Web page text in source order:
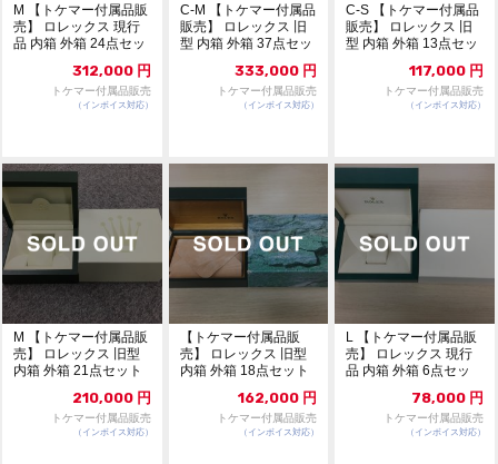
M 【トケマー付属品販
売】 ロレックス 現行
品 内箱 外箱 24点セッ
312,000 円
トケマー付属品販売
（インボイス対応）
C-M 【トケマー付属品
販売】 ロレックス 旧
型 内箱 外箱 37点セッ
333,000 円
トケマー付属品販売
（インボイス対応）
C-S 【トケマー付属品
販売】 ロレックス 旧
型 内箱 外箱 13点セッ
117,000 円
トケマー付属品販売
（インボイス対応）
M 【トケマー付属品販
売】 ロレックス 旧型
内箱 外箱 21点セット
210,000 円
トケマー付属品販売
（インボイス対応）
【トケマー付属品販
売】 ロレックス 旧型
内箱 外箱 18点セット
162,000 円
トケマー付属品販売
（インボイス対応）
L 【トケマー付属品販
売】 ロレックス 現行
品 内箱 外箱 6点セッ
78,000 円
トケマー付属品販売
（インボイス対応）